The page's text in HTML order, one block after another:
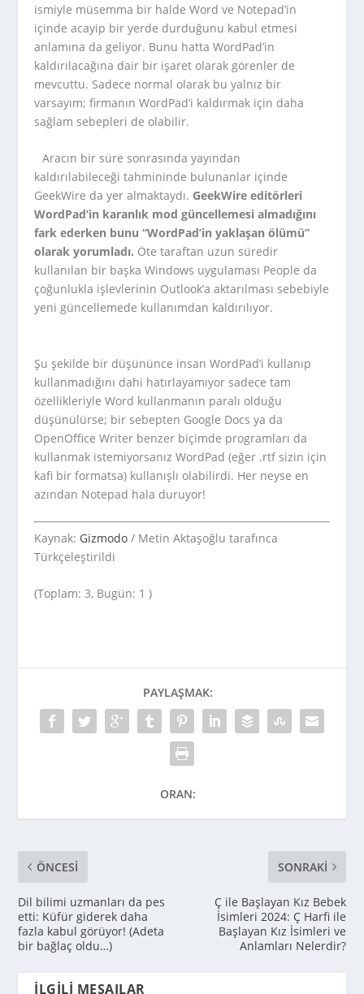
ismiyle müsemma bir halde Word ve Notepad’in
içinde acayip bir yerde durduğunu kabul etmesi
anlamına da geliyor. Bunu hatta WordPad’in
kaldırılacağına dair bir işaret olarak görenler de
mevcuttu. Sadece normal olarak bu yalnız bir
varsayım; firmanın WordPad’i kaldırmak için daha
sağlam sebepleri de olabilir.
Aracın bir süre sonrasında yayından
kaldırılabileceği tahmininde bulunanlar içinde
GeekWire da yer almaktaydı. GeekWire editörleri
WordPad’in karanlık mod güncellemesi almadığını
fark ederken bunu “WordPad’in yaklaşan ölümü”
olarak yorumladı. Öte taraftan uzun süredir
kullanılan bir başka Windows uygulaması People da
çoğunlukla işlevlerinin Outlook’a aktarılması sebebiyle
yeni güncellemede kullanımdan kaldırılıyor.
Şu şekilde bir düşününce insan WordPad’i kullanıp
kullanmadığını dahi hatırlayamıyor sadece tam
özellikleriyle Word kullanmanın paralı olduğu
düşünülürse; bir sebepten Google Docs ya da
OpenOffice Writer benzer biçimde programları da
kullanmak istemiyorsanız WordPad (eğer .rtf sizin için
kafi bir formatsa) kullanışlı olabilirdi. Her neyse en
azından Notepad hala duruyor!
Kaynak: Gizmodo / Metin Aktaşoğlu tarafınca
Türkçeleştirildi
(Toplam: 3, Bugün: 1 )
PAYLAŞMAK:
ORAN:
ÖNCESI
Dil bilimi uzmanları da pes
etti: Küfür giderek daha
fazla kabul görüyor! (Adeta
bir bağlaç oldu…)
SONRAKI
Ç ile Başlayan Kız Bebek
İsimleri 2024: Ç Harfi ile
Başlayan Kız İsimleri ve
Anlamları Nelerdir?
İLGILI MESAJLAR